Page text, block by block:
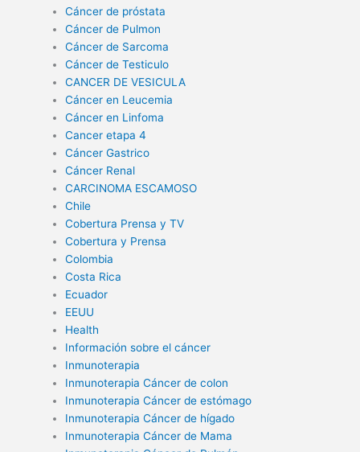
Cáncer de próstata
Cáncer de Pulmon
Cáncer de Sarcoma
Cáncer de Testiculo
CANCER DE VESICULA
Cáncer en Leucemia
Cáncer en Linfoma
Cancer etapa 4
Cáncer Gastrico
Cáncer Renal
CARCINOMA ESCAMOSO
Chile
Cobertura Prensa y TV
Cobertura y Prensa
Colombia
Costa Rica
Ecuador
EEUU
Health
Información sobre el cáncer
Inmunoterapia
Inmunoterapia Cáncer de colon
Inmunoterapia Cáncer de estómago
Inmunoterapia Cáncer de hígado
Inmunoterapia Cáncer de Mama